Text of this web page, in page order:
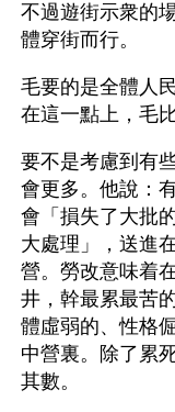
不過遊街示衆的
體穿街而行。
毛要的是全體人
在這一點上，毛
要不是考慮到有
會更多。他說：
會「損失了大批
大處理」，送進
營。勞改意味着
井，幹最累最苦
體虛弱的、性格
中營裏。除了累
其數。